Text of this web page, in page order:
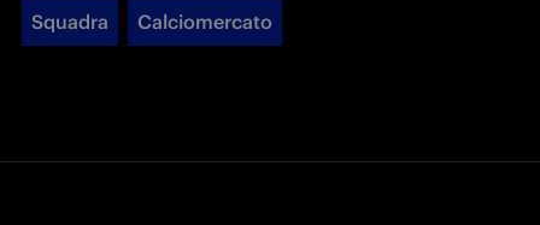
Squadra Calciomercato